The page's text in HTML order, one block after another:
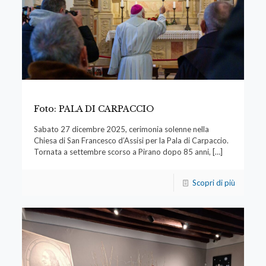
Foto: PALA DI CARPACCIO
Sabato 27 dicembre 2025, cerimonia solenne nella
Chiesa di San Francesco d’Assisi per la Pala di Carpaccio.
Tornata a settembre scorso a Pirano dopo 85 anni, […]
Scopri di più